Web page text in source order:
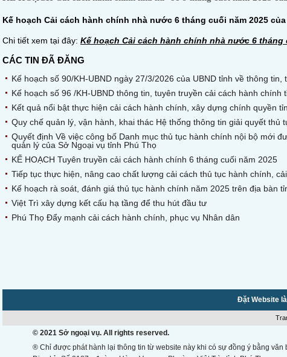
Kế hoạch Cải cách hành chính nhà nư­ớc 6 tháng cuối năm 2025
Chi tiết xem tại đây: Kế hoạch Cải cách hành chính nhà nư­ớc 6 tháng
CÁC TIN ĐÃ ĐĂNG
Kế hoạch số 90/KH-UBND ngày 27/3/2026 của UBND tỉnh về thông
Kế hoạch số 96 /KH-UBND thông tin, tuyên truyền cải cách hành chính
Kết quả nổi bật thực hiện cải cách hành chính, xây dựng chính quyền
Quy chế quản lý, vận hành, khai thác Hệ thống thông tin giải quyết thủ
Quyết định Về việc công bố Danh mục thủ tục hành chính nội bộ mới
quản lý của Sở Ngoại vụ tỉnh Phú Thọ
KẾ HOẠCH Tuyên truyền cải cách hành chính 6 tháng cuối năm 2025
Tiếp tục thực hiện, nâng cao chất lượng cải cách thủ tục hành chính,
Kế hoạch rà soát, đánh giá thủ tục hành chính năm 2025 trên địa bàn
Việt Trì xây dựng kết cấu hạ tầng để thu hút đầu tư
Phú Thọ Đẩy mạnh cải cách hành chính, phục vụ Nhân dân
Đặt Website
© 2021 Sở ngoại vụ. All rights reserved.
® Chỉ được phát hành lại thông tin từ website này khi có sự đồng ý bằng văn